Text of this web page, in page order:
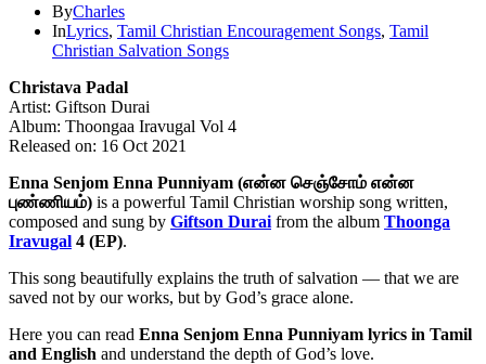
ByCharles
InLyrics, Tamil Christian Encouragement Songs, Tamil
Christian Salvation Songs
Christava Padal
Artist: Giftson Durai
Album: Thoongaa Iravugal Vol 4
Released on: 16 Oct 2021
Enna Senjom Enna Punniyam (என்ன செஞ்சோம் என்ன
புண்ணியம்) is a powerful Tamil Christian worship song written,
composed and sung by Giftson Durai from the album Thoonga
Iravugal 4 (EP).
This song beautifully explains the truth of salvation — that we are
saved not by our works, but by God’s grace alone.
Here you can read Enna Senjom Enna Punniyam lyrics in Tamil
and English and understand the depth of God’s love.